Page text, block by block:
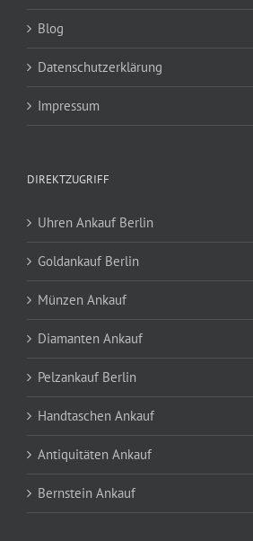
Blog
Datenschutzerklärung
Impressum
DIREKTZUGRIFF
Uhren Ankauf Berlin
Goldankauf Berlin
Münzen Ankauf
Diamanten Ankauf
Pelzankauf Berlin
Handtaschen Ankauf
Antiquitäten Ankauf
Bernstein Ankauf